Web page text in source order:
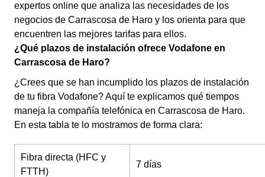
expertos online que analiza las necesidades de los
negocios de Carrascosa de Haro y los orienta para que
encuentren las mejores tarifas para ellos.
¿Qué plazos de instalación ofrece Vodafone en
Carrascosa de Haro?
¿Crees que se han incumplido los plazos de instalación
de tu fibra Vodafone? Aquí te explicamos qué tiempos
maneja la compañía telefónica en Carrascosa de Haro.
En esta tabla te lo mostramos de forma clara:
Fibra directa (HFC y
FTTH)
7 días